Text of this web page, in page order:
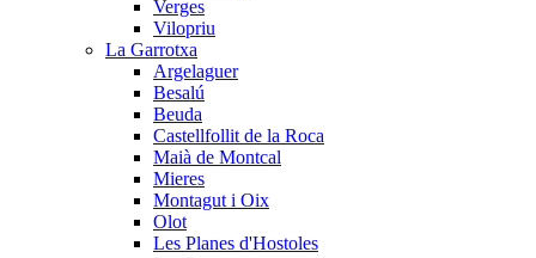
Verges
Vilopriu
La Garrotxa
Argelaguer
Besalú
Beuda
Castellfollit de la Roca
Maià de Montcal
Mieres
Montagut i Oix
Olot
Les Planes d'Hostoles